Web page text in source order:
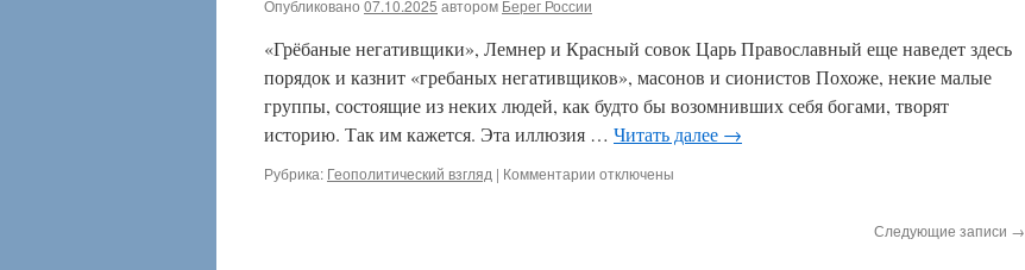
Опубликовано 07.10.2025 автором Берег России
«Грёбаные негативщики», Лемнер и Красный совок Царь Православный еще наведет здесь
порядок и казнит «гребаных негативщиков», масонов и сионистов Похоже, некие малые
группы, состоящие из неких людей, как будто бы возомнивших себя богами, творят
историю. Так им кажется. Эта иллюзия … Читать далее →
Рубрика: Геополитический взгляд | Комментарии котключены
Следующие записи →